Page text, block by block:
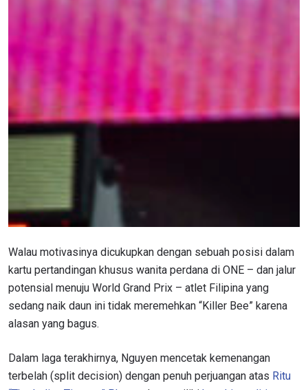
Walau motivasinya dicukupkan dengan sebuah posisi dalam
kartu pertandingan khusus wanita perdana di ONE – dan jalur
potensial menuju World Grand Prix – atlet Filipina yang
sedang naik daun ini tidak meremehkan “Killer Bee” karena
alasan yang bagus.
Dalam laga terakhirnya, Nguyen mencetak kemenangan
terbelah (split decision) dengan penuh perjuangan atas Ritu